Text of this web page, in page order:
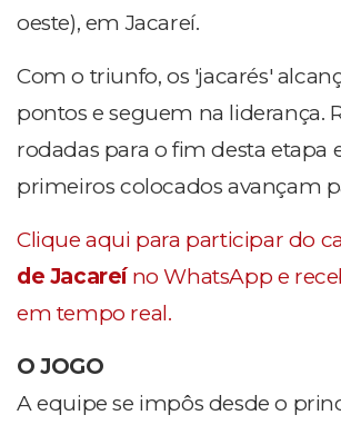
oeste), em Jacareí.
Com o triunfo, os 'jacarés'
pontos e seguem na liderança.
rodadas para o fim desta etapa
primeiros colocados avançam
Clique aqui para participar do
de Jacareíno WhatsApp e
em tempo real.
O JOGO
A equipe se impôs desde o